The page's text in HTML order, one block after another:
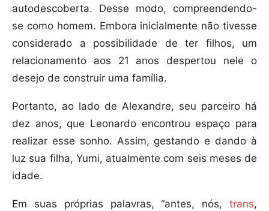
autodescoberta. Desse modo, compreendendo-
se como homem. Embora inicialmente não tivesse
considerado a possibilidade de ter filhos, um
relacionamento aos 21 anos despertou nele o
desejo de construir uma família.
Portanto, ao lado de Alexandre, seu parceiro há
dez anos, que Leonardo encontrou espaço para
realizar esse sonho. Assim, gestando e dando à
luz sua filha, Yumi, atualmente com seis meses de
idade.
Em suas próprias palavras, “antes, nós, trans,